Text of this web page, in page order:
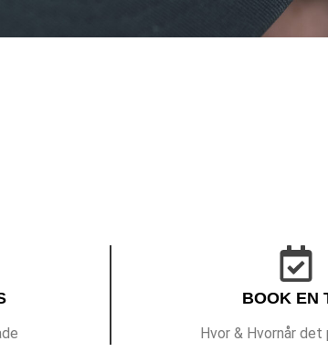
BOOK EN
Hvor & Hvornår det